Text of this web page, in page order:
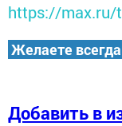
https://max.ru/
Желаете
Добавить в